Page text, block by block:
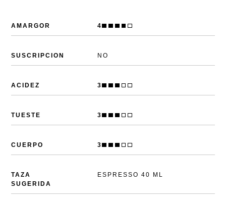
AMARGOR 4
SUSCRIPCION NO
ACIDEZ 3
TUESTE 3
CUERPO 3
TAZA
SUGERIDA
ESPRESSO 40 ML